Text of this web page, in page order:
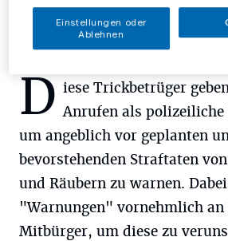
D iese Trickbetrüger
Anrufen als
um angeblich vor geplanten
bevorstehenden Straftaten
und Räubern zu warnen.
"Warnungen" vornehmlich an
Mitbürger, um diese zu
Einstellungen oder
Ablehnen